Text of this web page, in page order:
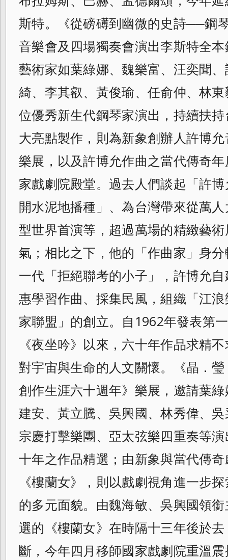
斯特。《從磅礡到幽微的史詩──鋼
音樂會及四場獨奏會演出李斯特全
藝術家如葉綠娜、魏樂富、汪奕聞
綺、李其叡、黃俊瑜、任俞仲、林
位優秀新生代鋼琴家演出，持續扶
大亮點製作，則為新象創辦人許博
樂展，以及許博允作曲之當代傳奇
家戲劇院殿堂。過去人們談起「許
開水泥地播種」、為台灣帶來從萬
型世界首演等，超過萬場的精緻藝
氣；相比之下，他的「作曲家」身
一代「拒絕聯考的小子」，許博允
惠學習作曲、採集民風，組織「江
家聯盟」的創立。自1962年發表第
《夜坐吟》以來，六十年作品求精
對宇宙與生命的人文關懷。《晶．
創作生涯六十週年》樂展，邀請葉
建安、黃立騰、吳興國、林秀偉、
宗慶打擊樂團、亞太弦樂四重奏等
十年之作品精選；由新象與當代傳
《樓蘭女》，則以戲劇視角進一步
的多元面貌。由魏海敏、吳興國領
選的《樓蘭女》在時隔十三年後於
斷，今年四月移師國家戲劇院重溫